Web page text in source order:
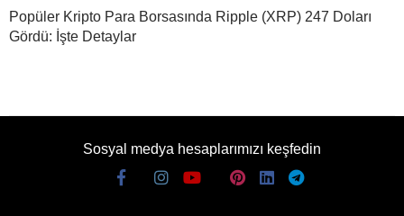
Popüler Kripto Para Borsasında Ripple (XRP) 247 Doları
Gördü: İşte Detaylar
Sosyal medya hesaplarımızı keşfedin